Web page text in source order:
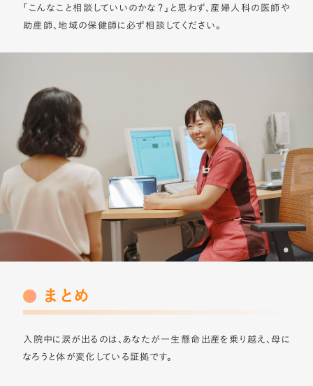
「こんなこと相談していいのかな？」と思わず、産婦人科の医師や
助産師、地域の保健師に必ず相談してください。
まとめ
入院中に涙が出るのは、あなたが一生懸命出産を乗り越え、母に
なろうと体が変化している証拠です。